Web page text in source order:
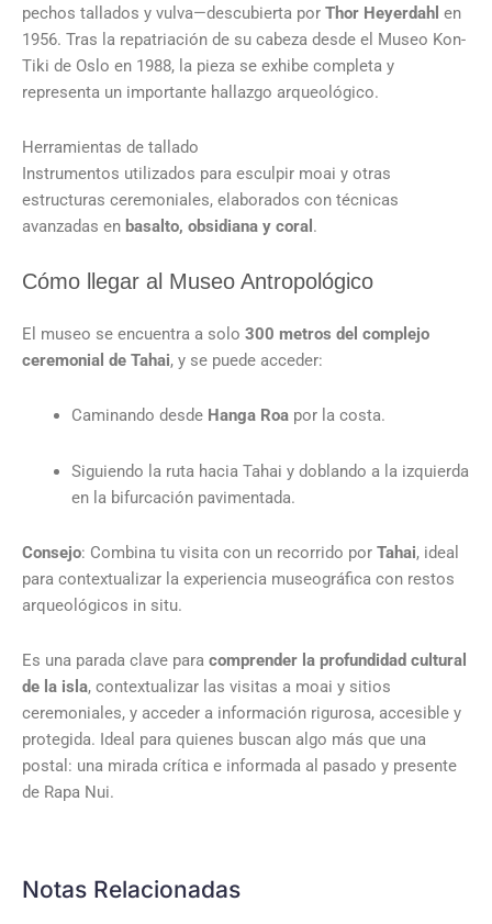
pechos tallados y vulva—descubierta por Thor Heyerdahl en
1956. Tras la repatriación de su cabeza desde el Museo Kon-
Tiki de Oslo en 1988, la pieza se exhibe completa y
representa un importante hallazgo arqueológico.
Herramientas de tallado
Instrumentos utilizados para esculpir moai y otras
estructuras ceremoniales, elaborados con técnicas
avanzadas en basalto, obsidiana y coral .
Cómo llegar al Museo Antropológico
El museo se encuentra a solo 300 metros del complejo
ceremonial de Tahai, y se puede acceder:
Caminando desde Hanga Roa por la costa.
Siguiendo la ruta hacia Tahai y doblando a la izquierda
en la bifurcación pavimentada.
Consejo: Combina tu visita con un recorrido por Tahai, ideal
para contextualizar la experiencia museográfica con restos
arqueológicos in situ.
Es una parada clave para comprender la profundidad cultural
de la isla, contextualizar las visitas a moai y sitios
ceremoniales, y acceder a información rigurosa, accesible y
protegida. Ideal para quienes buscan algo más que una
postal: una mirada crítica e informada al pasado y presente
de Rapa Nui.
Notas Relacionadas​